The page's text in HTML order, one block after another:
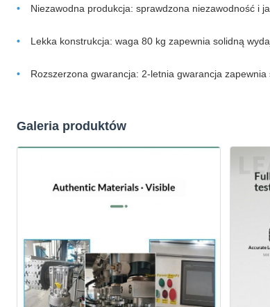
Niezawodna produkcja: sprawdzona niezawodność i
Lekka konstrukcja: waga 80 kg zapewnia solidną
Rozszerzona gwarancja: 2-letnia gwarancja
Galeria produktów